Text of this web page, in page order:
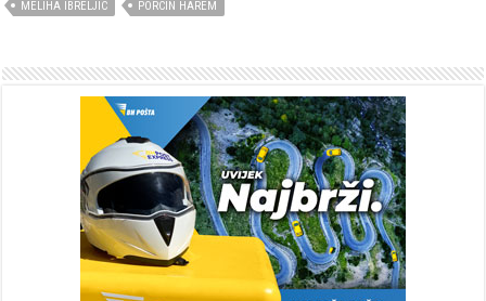
MELIHA IBRELJIC
PORCIN HAREM